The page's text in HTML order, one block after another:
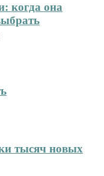
когда она
тысяч новых